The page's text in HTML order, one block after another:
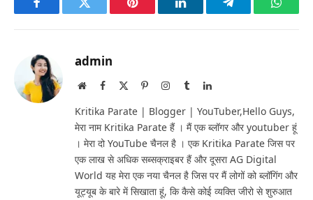
FacebookTwitter Pinterest LinkedInTelegram
admin
WebsiteFacebook PinterestInstagram
TumblrLinkedIn
Kritika Parate | Blogger | YouTuber,Hello Guys,
मेरा नाम Kritika Parate हैं । मैं एक ब्लॉगर और youtuber हूं
। मेरा दो YouTube चैनल है । एक Kritika Parate जिस पर
एक लाख से अधिक सब्सक्राइबर हैं और दूसरा AG Digital
World यह मेरा एक नया चैनल है जिस पर मैं लोगों को ब्लॉगिंग और
यूट्यूब के बारे में सिखाता हूं, कि कैसे कोई व्यक्ति जीरो से शुरुआत